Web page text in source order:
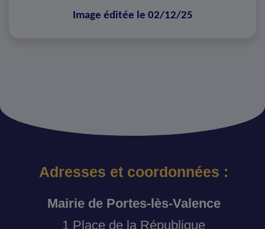
Image éditée le 02/12/25
Adresses et coordonnées :
Mairie de Portes-lès-Valence
1 Place de la République